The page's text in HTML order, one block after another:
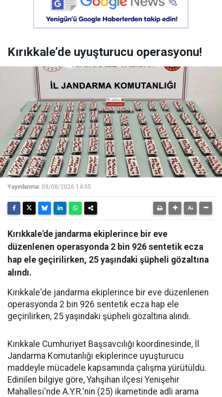
Kırıkkale’de uyuşturucu operasyonu!
Yayınlanma: 09/08/2026 14:05
Kırıkkale'de jandarma ekiplerince bir eve
düzenlenen operasyonda 2 bin 926 sentetik ecza
hap ele geçirilirken, 25 yaşındaki şüpheli gözaltına
alındı.
Kırıkkale'de jandarma ekiplerince bir eve düzenlenen
operasyonda 2 bin 926 sentetik ecza hap ele
geçirilirken, 25 yaşındaki şüpheli gözaltına alındı.
Kırıkkale Cumhuriyet Başsavcılığı koordinesinde, İl
Jandarma Komutanlığı ekiplerince uyuşturucu
maddeyle mücadele kapsamında çalışma yürütüldü.
Edinilen bilgiye göre, Yahşihan ilçesi Yenişehir
Mahallesi'nde A.Y.R.'nin (25) ikametinde adli arama